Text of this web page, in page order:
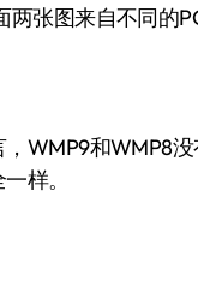
两张图来自不同的
和WMP8没
样。